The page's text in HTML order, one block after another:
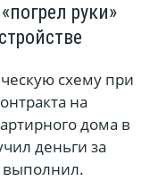
руки»
схему при
на
дома в
деньги за
выполнил.